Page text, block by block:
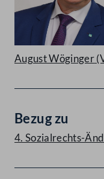
August Wöginger
Bezug zu
4. Sozialrechts-